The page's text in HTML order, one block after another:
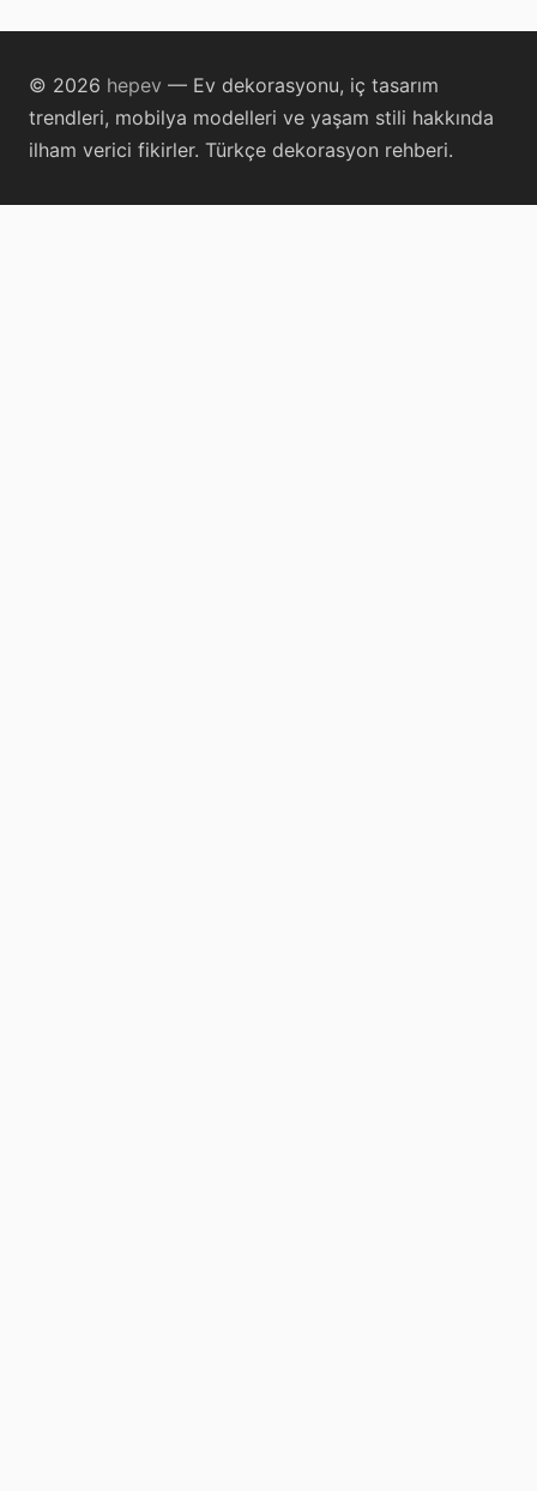
© 2026 hepev — Ev dekorasyonu, iç tasarım
trendleri, mobilya modelleri ve yaşam stili hakkında
ilham verici fikirler. Türkçe dekorasyon rehberi.